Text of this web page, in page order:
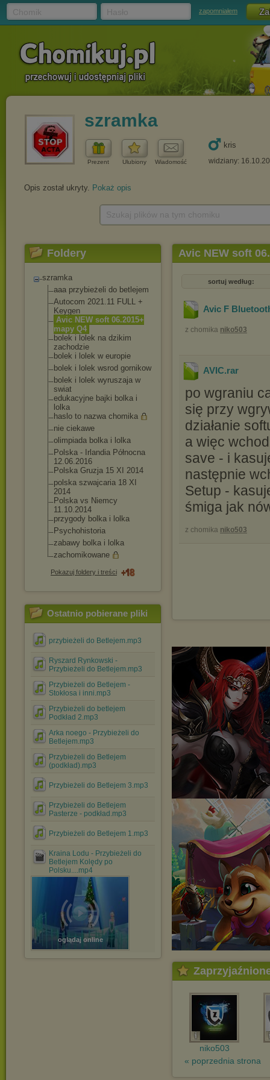
zapomniałem
szramka
Prezent Ulubiony Wiadomość
kris
widziany:
Opis został ukryty. Pokaż opis
Foldery
szramka
aaa przybieżeli do betlejem
Autocom 2021.11 FULL +
Keygen
Avic NEW soft 06.2015+
mapy Q4
bolek i lolek na dzikim
zachodzie
bolek i lolek w europie
bolek i lolek wsrod gornikow
bolek i lolek wyruszaja w
swiat
edukacyjne bajki bolka i
lolka
haslo to nazwa chomika
nie ciekawe
olimpiada bolka i lolka
Polska - Irlandia Północna
12.06.2016
Polska Gruzja 15 XI 2014
polska szwajcaria 18 XI
2014
Polska vs Niemcy
11.10.2014
przygody bolka i lolka
Psychohistoria
zabawy bolka i lolka
zachomikowane
Pokazuj foldery i treści
Ostatnio pobierane pliki
przybieżeli do Betlejem.mp3
Ryszard Rynkowski -
Przybieżeli do Betlejem.mp3
Przybieżeli do Betlejem -
Stokłosa i inni.mp3
Przybieżeli do betlejem
Podkład 2.mp3
Arka noego - Przybieżeli do
Betlejem.mp3
Przybieżeli do Betlejem
(podkład).mp3
Przybieżeli do Betlejem 3.mp3
Przybieżeli do Betlejem
Pasterze - podkład.mp3
Przybieżeli do Betlejem 1.mp3
Kraina Lodu - Przybieżeli do
Betlejem Kolędy po
Polsku....mp4
oglądaj online
Avic NEW soft
sortuj według:
Avic F
z chomika niko503
AVIC.rar
po wgraniu
się przy
działanie
a więc
save - i
następnie
Setup -
śmiga jak
z chomika niko503
niko503
« poprzednia strona